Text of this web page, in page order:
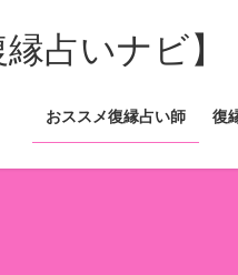
おススメ復縁占い師 復